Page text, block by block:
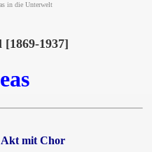
in die Unterwelt
[1869-1937]
Akt mit Chor